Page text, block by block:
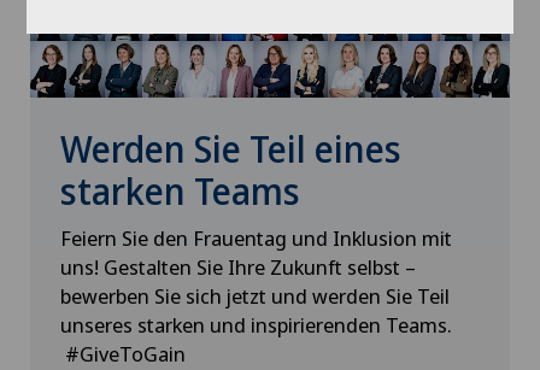
Werden Sie Teil eines
starken Teams
Feiern Sie den Frauentag und Inklusion mit
uns! Gestalten Sie Ihre Zukunft selbst –
bewerben Sie sich jetzt und werden Sie Teil
unseres starken und inspirierenden Teams.
#GiveToGain